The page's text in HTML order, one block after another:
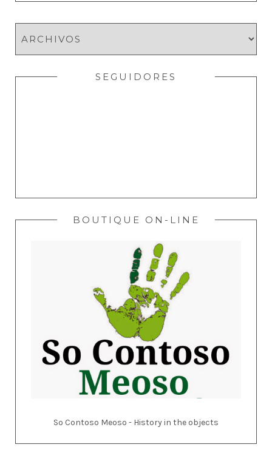
SEGUIDORES
BOUTIQUE ON-LINE
So Contoso Meoso - History in the objects